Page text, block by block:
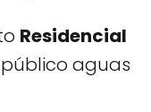
Residencial
aguas